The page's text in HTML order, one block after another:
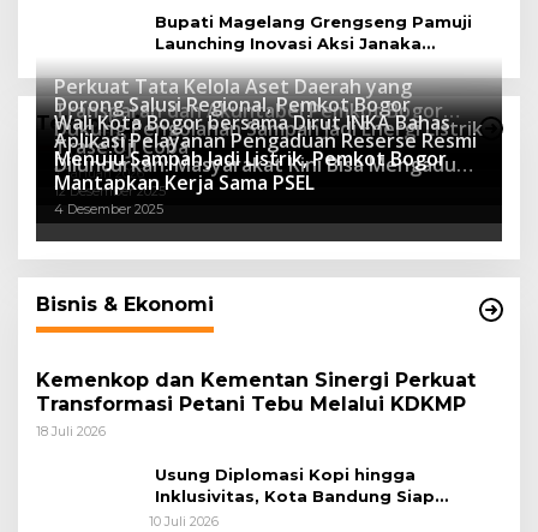
Bupati Magelang Grengseng Pamuji
Launching Inovasi Aksi Janaka
Program Sekolah Adiwiyata
Teknologi
Perkuat Tata Kelola Aset Daerah yang
Transparan dan Akuntabel Pemkot Bogor
Luncurkan SIMASDA
8 Juli 2026
Dorong Salusi Regional, Pemkot Bogor
Dukung Pengolahan Sampah Jadi Energi Listrik
8 April 2026
Wali Kota Bogor bersama Dirut INKA Bahas
Trase Uji Coba
7 Januari 2026
Aplikasi Pelayanan Pengaduan Reserse Resmi
Diluncurkan: Masyarakat Kini Bisa Mengadu
Lebih Cepat, Mudah, dan Terintegrasi
12 Desember 2025
Menuju Sampah Jadi Listrik, Pemkot Bogor
Mantapkan Kerja Sama PSEL
4 Desember 2025
Bisnis & Ekonomi
Kemenkop dan Kementan Sinergi Perkuat
Transformasi Petani Tebu Melalui KDKMP
18 Juli 2026
Usung Diplomasi Kopi hingga
Inklusivitas, Kota Bandung Siap
Sambut 25 Duta Besar di Festival Asia
10 Juli 2026